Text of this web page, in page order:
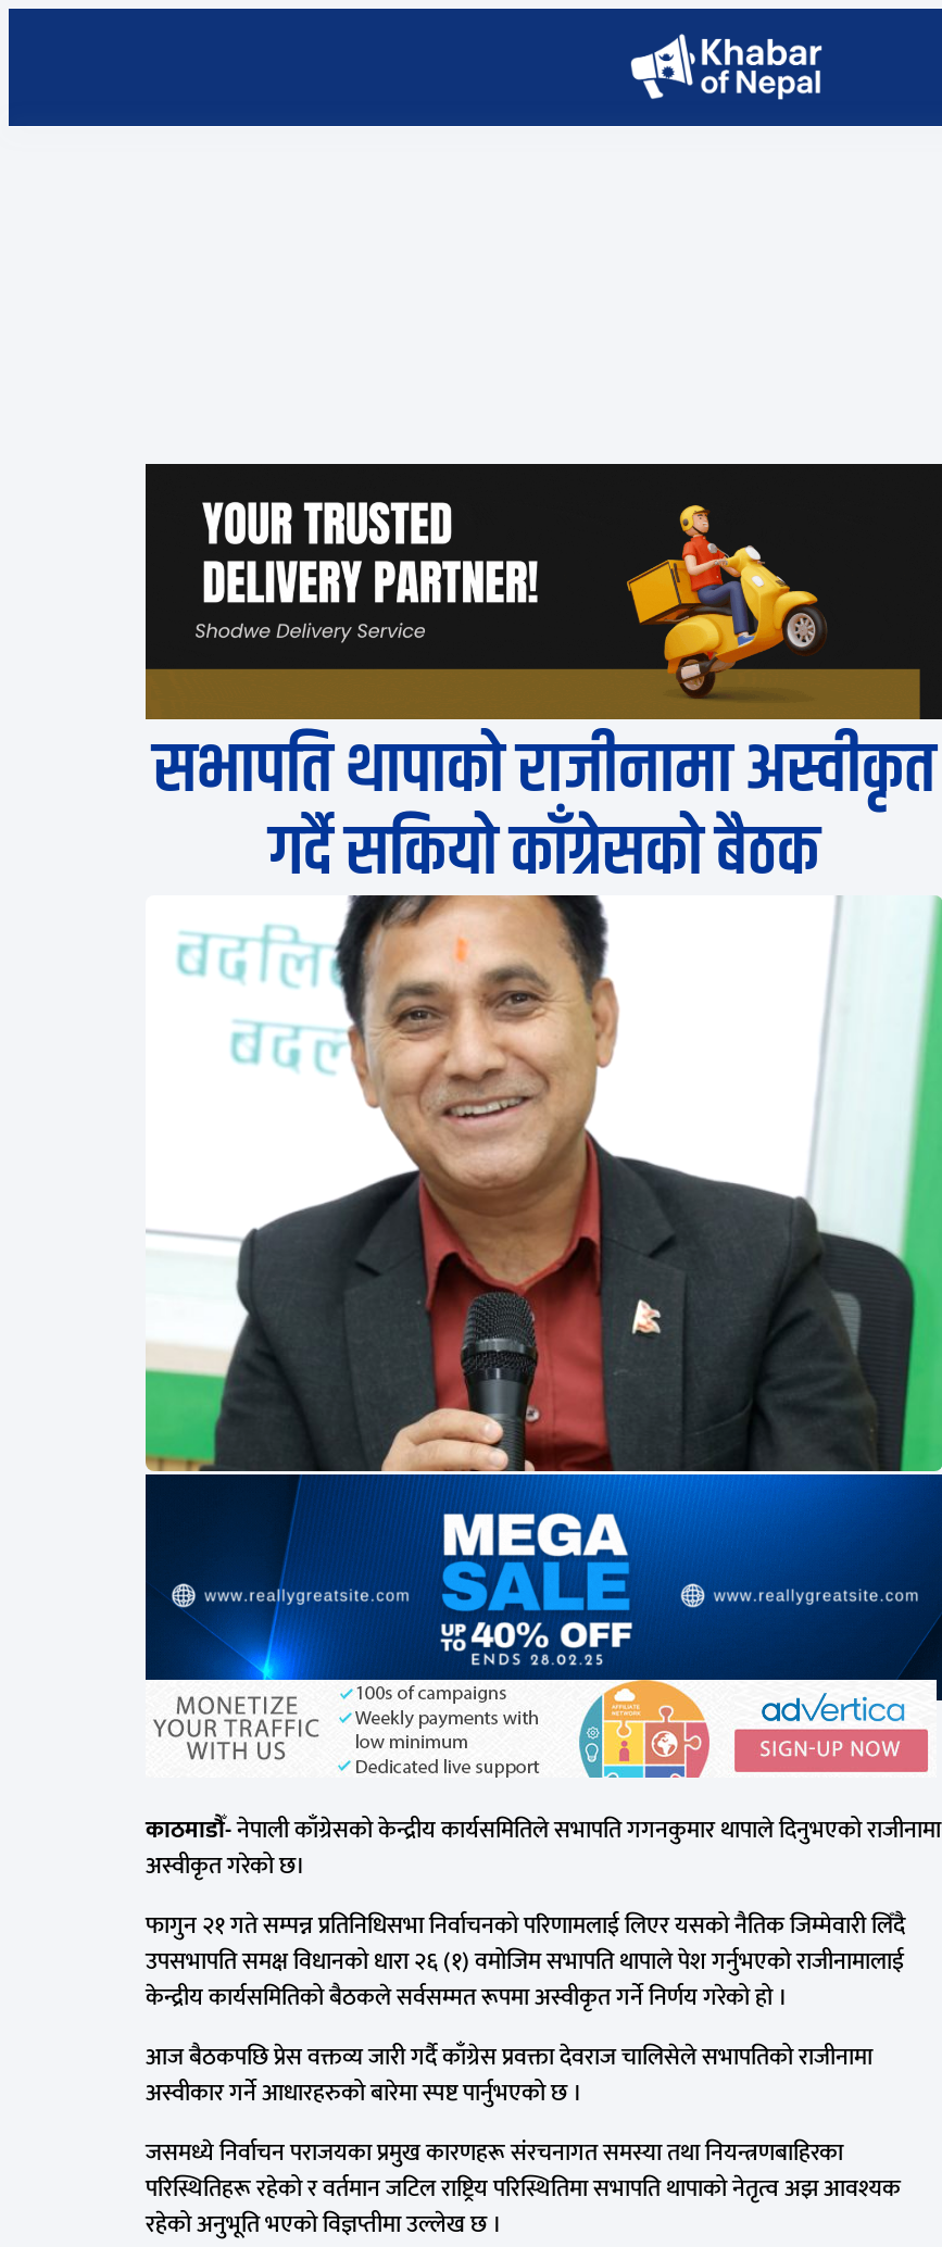
सभापति थापाको राजीनामा अस्वीकृत
गर्दै सकियो काँग्रेसको बैठक
काठमाडौँ-नेपाली काँग्रेसको केन्द्रीय कार्यसमितिले सभापति गगनकुमार थापाले दिनुभएको राजीनामा
अस्वीकृत गरेको छ।
फागुन २१ गते सम्पन्न प्रतिनिधिसभा निर्वाचनको परिणामलाई लिएर यसको नैतिक जिम्मेवारी लिँदै
उपसभापति समक्ष विधानको धारा २६ (१) वमोजिम सभापति थापाले पेश गर्नुभएको राजीनामालाई
केन्द्रीय कार्यसमितिको बैठकले सर्वसम्मत रूपमा अस्वीकृत गर्ने निर्णय गरेको हो ।
आज बैठकपछि प्रेस वक्तव्य जारी गर्दै काँग्रेस प्रवक्ता देवराज चालिसेले सभापतिको राजीनामा
अस्वीकार गर्ने आधारहरुको बारेमा स्पष्ट पार्नुभएको छ ।
जसमध्ये निर्वाचन पराजयका प्रमुख कारणहरू संरचनागत समस्या तथा नियन्त्रणबाहिरका
परिस्थितिहरू रहेको र वर्तमान जटिल राष्ट्रिय परिस्थितिमा सभापति थापाको नेतृत्व अझ आवश्यक
रहेको अनुभूति भएको विज्ञप्तीमा उल्लेख छ ।